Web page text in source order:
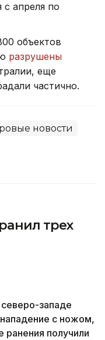
апреля по
объектов
разрушены
еще
частично.
новости
трех
западе
с ножом,
ранения получили